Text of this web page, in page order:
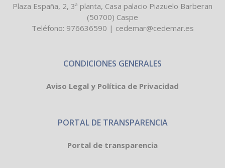
Plaza España, 2, 3ª planta, Casa palacio Piazuelo Barberan
(50700) Caspe
Teléfono: 976636590 | cedemar@cedemar.es
CONDICIONES GENERALES
Aviso Legal y Política de Privacidad
PORTAL DE TRANSPARENCIA
Portal de transparencia